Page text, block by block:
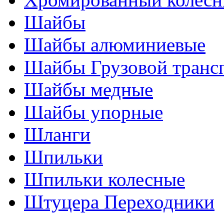
Шайбы
Шайбы алюминиевые
Шайбы Грузовой
Шайбы медные
Шайбы упорные
Шланги
Шпильки
Шпильки колесные
Штуцера Переходники